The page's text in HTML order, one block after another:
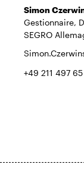
Simon
Gestionnaire,
SEGRO
+49 211 497 65